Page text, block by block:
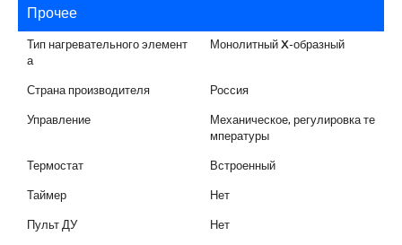
Прочее
Тип нагревательного элемент
а
Монолитный X-образный
Страна производителя Россия
Управление
Механическое, регулировка те
мпературы
Термостат Встроенный
Таймер Нет
Пульт ДУ Нет